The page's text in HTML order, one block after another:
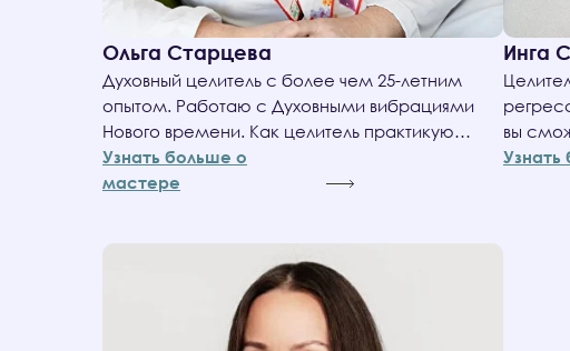
Ольга Старцева
Духовный целитель с более чем 25-летним
опытом. Работаю с Духовными вибрациями
Нового времени. Как целитель практикую…
Узнать больше о
мастере
Инга
вы